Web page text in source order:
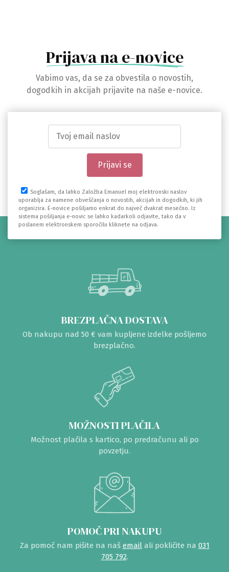
Prijava na e-novice
Vabimo vas, da se za obvestila o novostih,
dogodkih in akcijah prijavite na naše e-novice.
Soglašam, da lahko Založba Emanuel moj elektronski naslov
uporablja za namene obveščanja o novostih, akcijah in dogodkih, ki jih
organizira. E-novice pošiljamo enkrat do največ dvakrat mesečno. Iz
sistema pošiljanja e-novic se lahko kadarkoli odjavite, tako da v
poslanem elektronskem sporočilu kliknete na odjava.
BREZPLAČNA DOSTAVA
Ob nakupu nad 50 € vam kupljene izdelke pošljemo
brezplačno.
MOŽNOSTI PLAČILA
Možnost plačila s kartico, po predračunu ali po
povzetju.
POMOČ PRI NAKUPU
Za pomoč nam pišite na naš emailali pokličite na 031
705 792.